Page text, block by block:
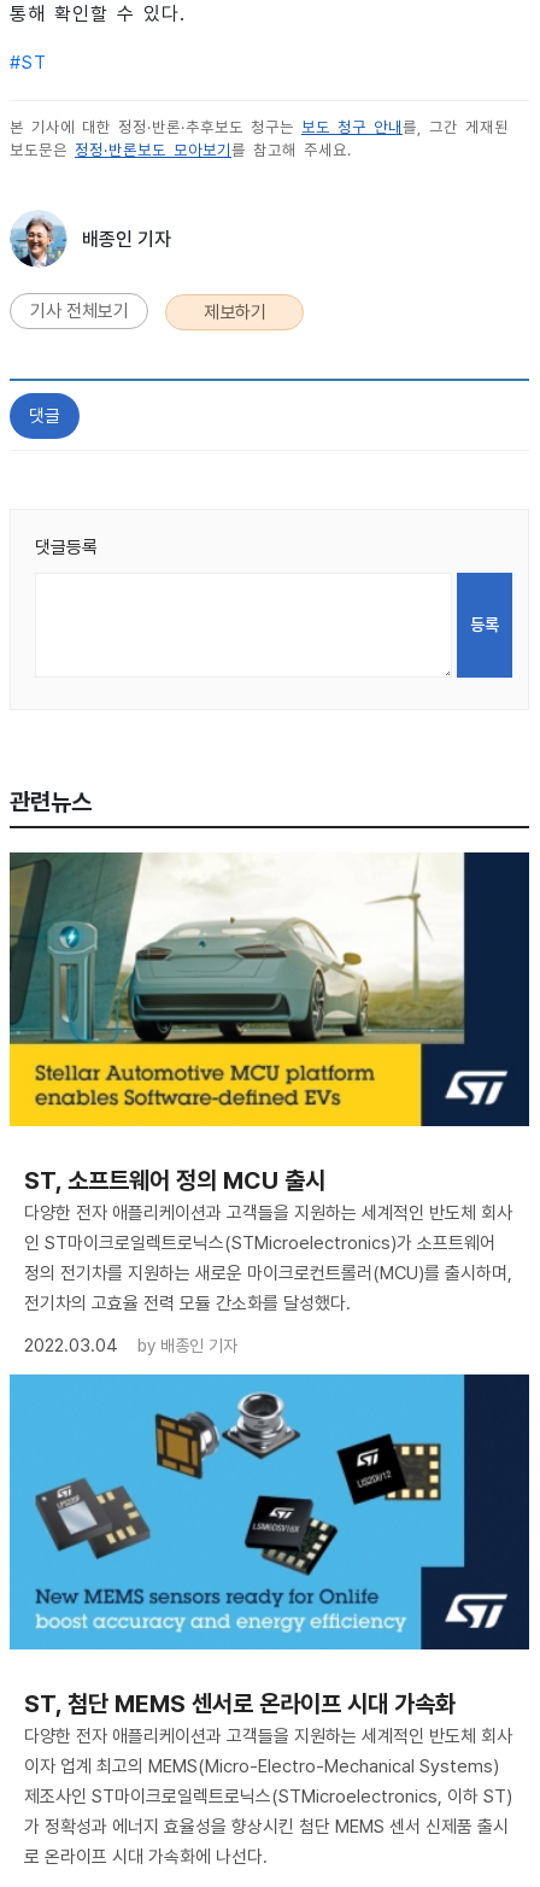
통해 확인할 수 있다.
#ST
본 기사에 대한 정정·반론·추후보도 청구는 보도 청구 안내 를, 그간 게재된
보도문은 정정·반론보도 모아보기 를 참고해 주세요.
배종인 기자
기사 전체보기 제보하기
댓글
댓글등록
관련뉴스
ST, 소프트웨어 정의 MCU 출시
다양한 전자 애플리케이션과 고객들을 지원하는 세계적인 반도체 회사
인 ST마이크로일렉트로닉스(STMicroelectronics)가 소프트웨어
정의 전기차를 지원하는 새로운 마이크로컨트롤러(MCU)를 출시하며,
전기차의 고효율 전력 모듈 간소화를 달성했다.
2022.03.04
by 배종인 기자
ST, 첨단 MEMS 센서로 온라이프 시대 가속화
다양한 전자 애플리케이션과 고객들을 지원하는 세계적인 반도체 회사
이자 업계 최고의 MEMS(Micro-Electro-Mechanical Systems)
제조사인 ST마이크로일렉트로닉스(STMicroelectronics, 이하 ST)
가 정확성과 에너지 효율성을 향상시킨 첨단 MEMS 센서 신제품 출시
로 온라이프 시대 가속화에 나선다.